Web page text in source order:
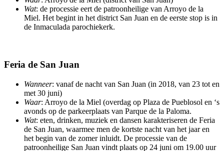
Wat: de processie eert de patroonheilige van Arroyo de la
Miel. Het begint in het district San Juan en de eerste stop is in
de Inmaculada parochiekerk.
Feria de San Juan
Wanneer: vanaf de nacht van San Juan (in 2018, van 23 tot en
met 30 juni)
Waar: Arroyo de la Miel (overdag op Plaza de Pueblosol en ‘s
avonds op de parkeerplaats van Parque de la Paloma.
Wat: eten, drinken, muziek en dansen karakteriseren de Feria
de San Juan, waarmee men de kortste nacht van het jaar en
het begin van de zomer inluidt. De processie van de
patroonheilige San Juan vindt plaats op 24 juni om 19.00 uur